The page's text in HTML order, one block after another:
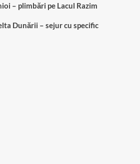
– plimbări pe Lacul Razim
Dunării – sejur cu specific